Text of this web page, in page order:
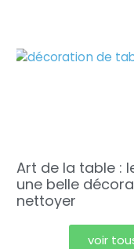
Art de la table :
une belle
nettoyer
voir